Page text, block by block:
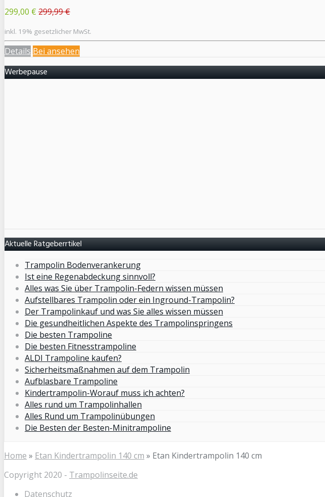
299,00 € 299,99 €
inkl. 19% gesetzlicher MwSt.
Details Bei ansehen
Werbepause
Aktuelle Ratgeberrtikel
Trampolin Bodenverankerung
Ist eine Regenabdeckung sinnvoll?
Alles was Sie über Trampolin-Federn wissen müssen
Aufstellbares Trampolin oder ein Inground-Trampolin?
Der Trampolinkauf und was Sie alles wissen müssen
Die gesundheitlichen Aspekte des Trampolinspringens
Die besten Trampoline
Die besten Fitnesstrampoline
ALDI Trampoline kaufen?
Sicherheitsmaßnahmen auf dem Trampolin
Aufblasbare Trampoline
Kindertrampolin-Worauf muss ich achten?
Alles rund um Trampolinhallen
Alles Rund um Trampolinübungen
Die Besten der Besten-Minitrampoline
Home » Etan Kindertrampolin 140 cm » Etan Kindertrampolin 140 cm
Copyright 2020 - Trampolinseite.de
Datenschutz